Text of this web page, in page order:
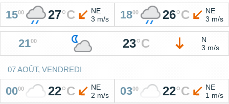
1500 27°C
NE
3 m/s
1800 26°C
NE
3 m/s
2100 23°C
N
3 m/s
07 AOÛT, VENDREDI
0000 22°C
NE
2 m/s
0300 22°C
NE
1 m/s